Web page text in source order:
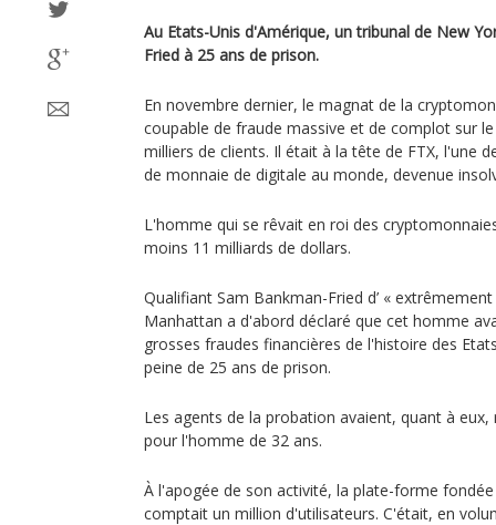
Au Etats-Unis d'Amérique, un tribunal de New
Fried à 25 ans de prison.
En novembre dernier, le magnat de la
coupable de fraude massive et de complot sur
milliers de clients. Il était à la tête de FTX, l'une
de monnaie de digitale au monde, devenue
L'homme qui se rêvait en roi des
moins 11 milliards de dollars.
Qualifiant Sam Bankman-Fried d’ «
Manhattan a d'abord déclaré que cet homme
grosses fraudes financières de l'histoire des
peine de 25 ans de prison.
Les agents de la probation avaient, quant à eux,
pour l'homme de 32 ans.
À l'apogée de son activité, la plate-forme
comptait un million d'utilisateurs. C'était, en